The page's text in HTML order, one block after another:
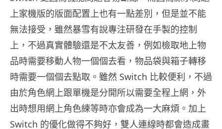
上家機版的版面配置上也有一點差別，但是並不能
無法接受，雖然暴雪有說專注研發在手製的控制
上，不過真實體驗還是不太友善，例如檢取地上物
品時需要移動人物一個個去看，物品袋與箱子轉移
時需要一個個去點取。雖然 Switch 比較便利，不過
由於角色網上跟單機是分開所以需要全程上網，外
出時想用網上角色練等時亦會成為一大麻煩。加上
Switch 的優化做得不夠好，雙人連線時都會造成畫